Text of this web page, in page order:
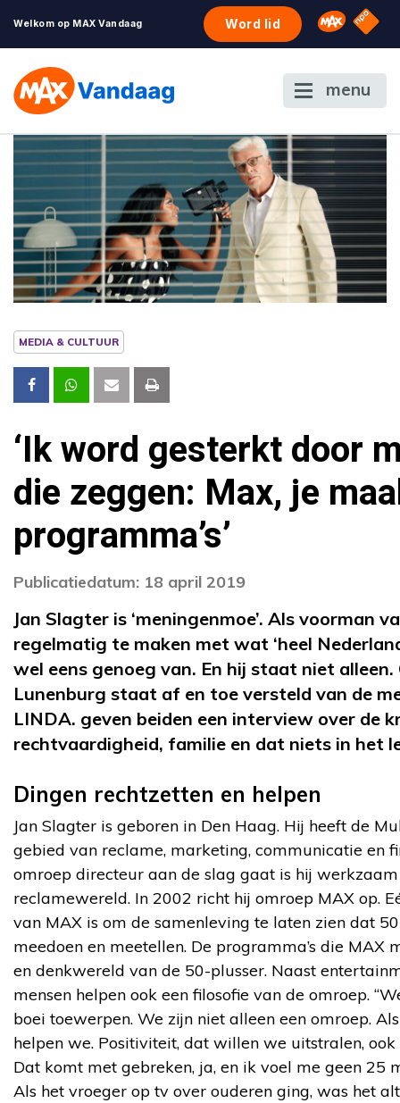
Welkom op MAX Vandaag Word lid Omroep
NPO
menu
MEDIA & CULTUUR
‘Ik word gesterkt door
die zeggen: Max, je
programma’s’
Publicatiedatum: 18 april 2019
Jan Slagter is ‘meningenmoe’. Als voorman
regelmatig te maken met wat ‘heel
wel eens genoeg van. En hij staat niet
Lunenburg staat af en toe versteld van de
LINDA. geven beiden een interview over de
rechtvaardigheid, familie en dat niets in het
Dingen rechtzetten en helpen
Jan Slagter is geboren in Den Haag. Hij heeft de
gebied van reclame, marketing, communicatie en
omroep directeur aan de slag gaat is hij
reclamewereld. In 2002 richt hij omroep MAX op.
van MAX is om de samenleving te laten zien dat
meedoen en meetellen. De programma’s die
en denkwereld van de 50-plusser. Naast
mensen helpen ook een filosofie van de omroep.
boei toewerpen. We zijn niet alleen een omroep.
helpen we. Positiviteit, dat willen we uitstralen,
Dat komt met gebreken, ja, en ik voel me geen 25
Als het vroeger op tv over ouderen ging, was het